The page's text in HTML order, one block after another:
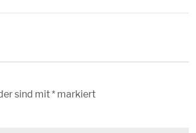
sind mit* markiert